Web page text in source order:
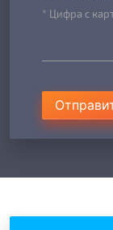
* Цифра с